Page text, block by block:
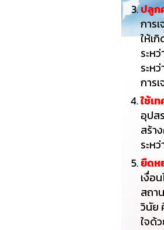
ปลูก
การ
ให้เ
ระห
ระห
การเ
ใช้เ
อุปส
สร้า
ระห
ยืดห
เงื่อ
สถา
วินัย
ใจด้